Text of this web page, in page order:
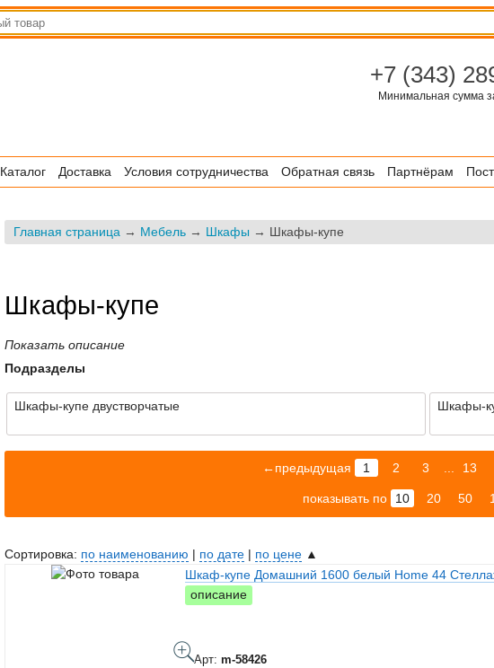
+7 (343)
Минимальная сумма
Каталог Доставка Условия сотрудничества Обратная связь Партнёрам
Главная страница → Мебель → Шкафы → Шкафы-купе
Шкафы-купе
Показать описание
Подразделы
Шкафы-купе двустворчатые Шкафы-
←предыдущая 1 2 3 ... 13
показывать по 10 20 50
Сортировка: по наименованию | по дате | по цене ▲
Шкаф-купе Домашний 1600 белый Home 44
описание
Арт: m-58426